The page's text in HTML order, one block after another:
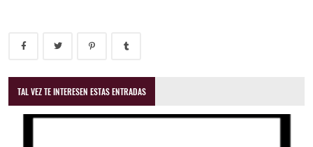
TAL VEZ TE INTERESEN ESTAS ENTRADAS